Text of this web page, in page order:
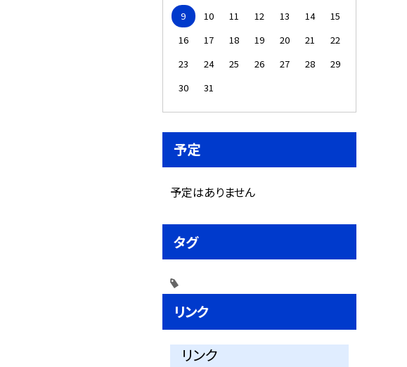
9
10 11 12 13 14
15
16
17 18 19 20 21
22
23
24 25 26 27 28
29
30
31
予定
予定はありません
タグ
リンク
リンク